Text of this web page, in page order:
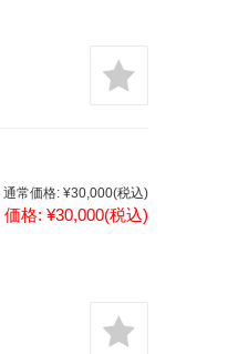
通常価格: ¥30,000(税込)
価格: ¥30,000(税込)